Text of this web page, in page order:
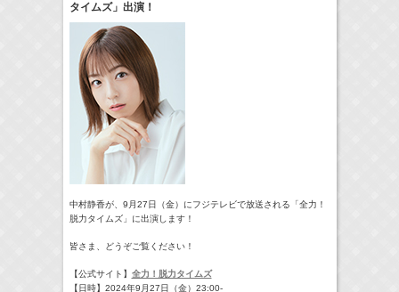
(TV) 一緒にごはんをたべるだけ
タイムズ」出演！
中村静香が、9月27日（金）にフジテレビで放送される「全力！
脱力タイムズ」に出演します！
皆さま、どうぞご覧ください！
【公式サイト】 全力！脱力タイムズ
【日時】2024年9月27日（金）23:00-